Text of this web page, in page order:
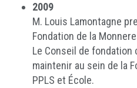
2009
M. Louis Lamontagne
Fondation de la
Le Conseil de fondation
maintenir au sein de la
PPLS et École.